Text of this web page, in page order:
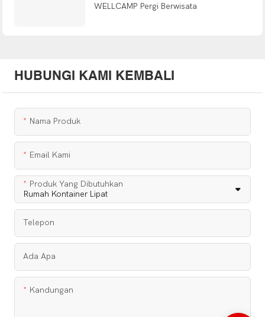
WELLCAMP Pergi Berwisata
HUBUNGI KAMI KEMBALI
Nama Produk
Email Kami
Produk Yang Dibutuhkan
Telepon
Ada Apa
Kandungan